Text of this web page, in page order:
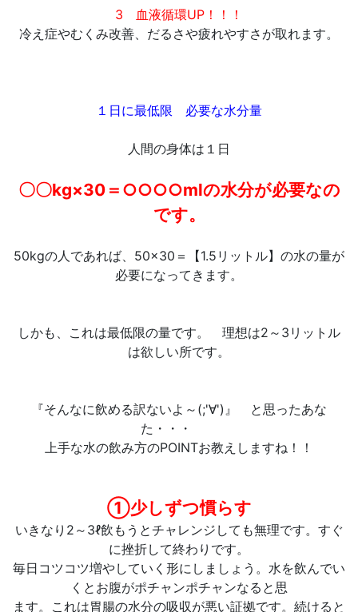
3 血液循環UP！！！
冷え症やむくみ改善、だるさや疲れやすさが取れます。
１日に最低限 必要な水分量
人間の身体は１日
〇〇kg×30＝○○○○mlの水分が必要なの
です。
50kgの人であれば、50×30＝【1.5リットル】の水の量が
必要になってきます。
しかも、これは最低限の量です。 理想は2～3リットル
は欲しい所です。
『そんなに飲める訳ないよ～(;'∀')』 と思ったあな
た・・・
上手な水の飲み方のPOINTお教えしますね！！
①少しずつ慣らす
いきなり2～3ℓ飲もうとチャレンジしても無理です。すぐ
に挫折して終わりです。
毎日コツコツ増やしていく形にしましょう。水を飲んでい
くとお腹がポチャンポチャンなると思
ます。これは胃腸の水分の吸収が悪い証拠です。続けると